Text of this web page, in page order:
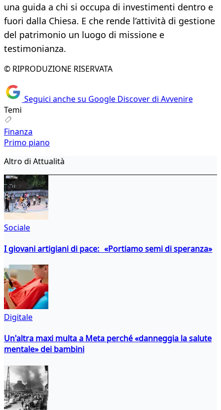
una guida a chi si occupa di investimenti dentro e
fuori dalla Chiesa. E che rende l’attività di gestione
del patrimonio un luogo di missione e
testimonianza.
© RIPRODUZIONE RISERVATA
Seguici anche su Google Discover di Avvenire
Temi
Finanza
Primo piano
Altro di Attualità
Sociale
I giovani artigiani di pace: «Portiamo semi di speranza»
Digitale
Un'altra maxi multa a Meta perché «danneggia la salute
mentale» dei bambini